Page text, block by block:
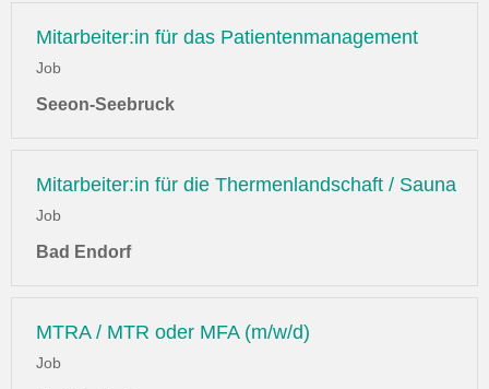
Mitarbeiter:in für das Patientenmanagement
Job
Seeon-Seebruck
Mitarbeiter:in für die Thermenlandschaft / Sauna
Job
Bad Endorf
MTRA / MTR oder MFA (m/w/d)
Job